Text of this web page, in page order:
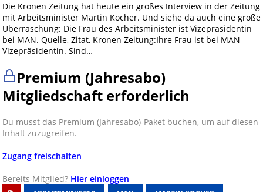
Die Kronen Zeitung hat heute ein großes Interview in der Zeitung
mit Arbeitsminister Martin Kocher. Und siehe da auch eine große
Überraschung: Die Frau des Arbeitsminister ist Vizepräsidentin
bei MAN. Quelle, Zitat, Kronen Zeitung:Ihre Frau ist bei MAN
Vizepräsidentin. Sind…
Premium (Jahresabo)
Mitgliedschaft erforderlich
Du musst das Premium (Jahresabo)-Paket buchen, um auf diesen
Inhalt zuzugreifen.
Zugang freischalten
Bereits Mitglied? Hier einloggen